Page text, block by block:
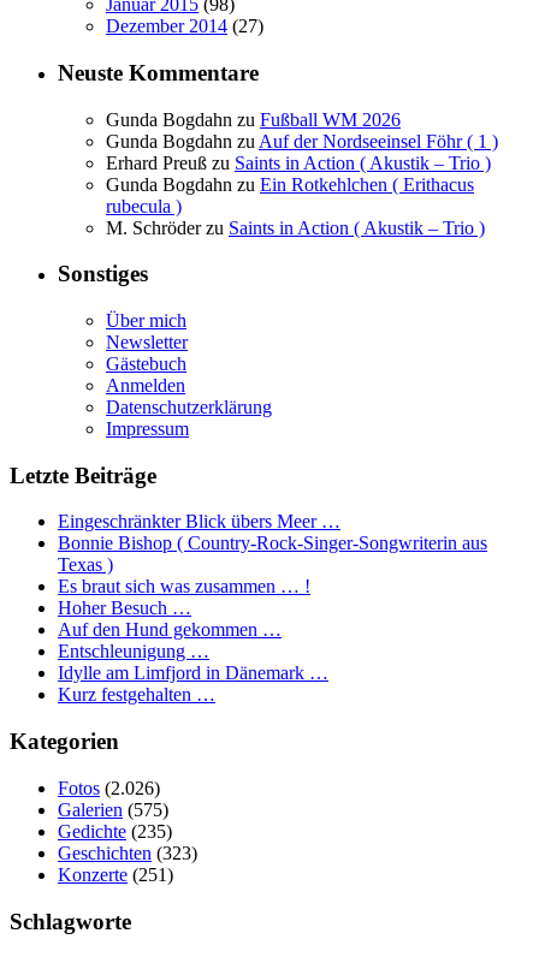
Januar 2015 (98)
Dezember 2014 (27)
Neuste Kommentare
Gunda Bogdahn zu Fußball WM 2026
Gunda Bogdahn zu Auf der Nordseeinsel Föhr ( 1 )
Erhard Preuß zu Saints in Action ( Akustik – Trio )
Gunda Bogdahn zu Ein Rotkehlchen ( Erithacus
rubecula )
M. Schröderzu Saints in Action ( Akustik – Trio )
Sonstiges
Über mich
Newsletter
Gästebuch
Anmelden
Datenschutzerklärung
Impressum
Letzte Beiträge
Eingeschränkter Blick übers Meer …
Bonnie Bishop ( Country-Rock-Singer-Songwriterin aus
Texas )
Es braut sich was zusammen … !
Hoher Besuch …
Auf den Hund gekommen …
Entschleunigung …
Idylle am Limfjord in Dänemark …
Kurz festgehalten …
Kategorien
Fotos (2.026)
Galerien (575)
Gedichte (235)
Geschichten (323)
Konzerte (251)
Schlagworte